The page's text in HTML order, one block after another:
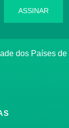
ASSINAR
dos Países